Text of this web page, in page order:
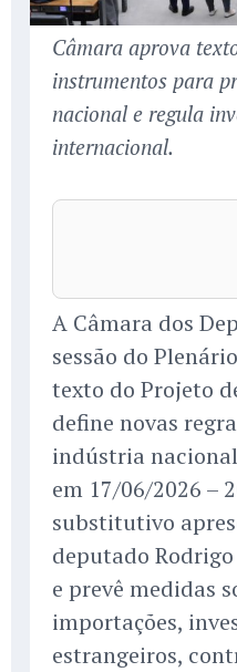
Câmara aprova
instrumentos para
nacional e regula
internacional.
A Câmara dos
sessão do
texto do Projeto
define novas
indústria
em 17/06/2026 –
substitutivo
deputado
e prevê medidas
importações,
estrangeiros,